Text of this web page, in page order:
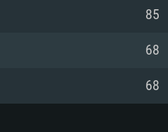
larga.
larga.
85
68
68